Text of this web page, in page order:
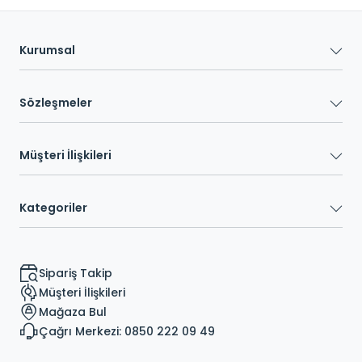
Kurumsal
Sözleşmeler
Müşteri İlişkileri
Kategoriler
Sipariş Takip
Müşteri İlişkileri
Mağaza Bul
Çağrı Merkezi: 0850 222 09 49